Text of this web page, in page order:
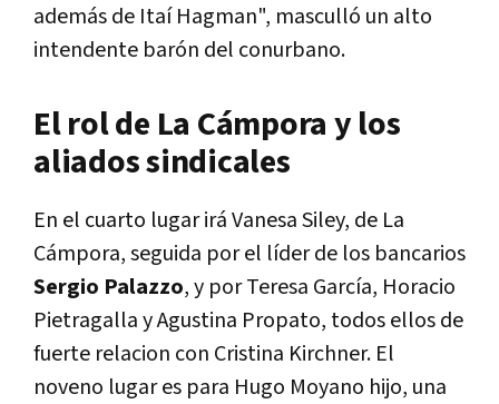
además de Itaí Hagman", masculló un alto
intendente barón del conurbano.
El rol de La Cámpora y los
aliados sindicales
En el cuarto lugar irá Vanesa Siley, de La
Cámpora, seguida por el líder de los bancarios
Sergio Palazzo, y por Teresa García, Horacio
Pietragalla y Agustina Propato, todos ellos de
fuerte relacion con Cristina Kirchner. El
noveno lugar es para Hugo Moyano hijo, una